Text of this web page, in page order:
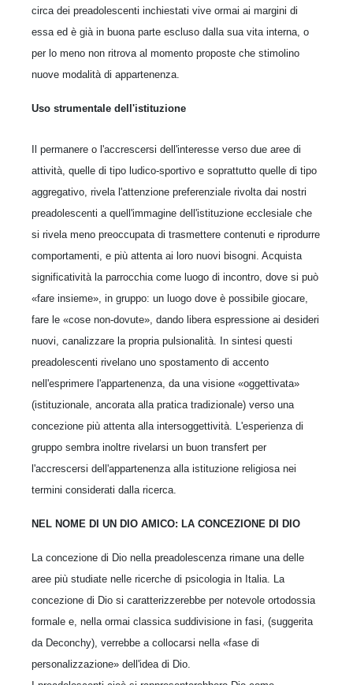
circa dei preadolescenti inchiestati vive ormai ai margini di
essa ed è già in buona parte escluso dalla sua vita interna, o
per lo meno non ritrova al momento proposte che stimolino
nuove modalità di appartenenza.
Uso strumentale dell'istituzione
Il permanere o l'accrescersi dell'interesse verso due aree di
attività, quelle di tipo ludico-sportivo e soprattutto quelle di tipo
aggregativo, rivela l'attenzione preferenziale rivolta dai nostri
preadolescenti a quell'immagine dell'istituzione ecclesiale che
si rivela meno preoccupata di trasmettere contenuti e riprodurre
comportamenti, e più attenta ai loro nuovi bisogni. Acquista
significatività la parrocchia come luogo di incontro, dove si può
«fare insieme», in gruppo: un luogo dove è possibile giocare,
fare le «cose non-dovute», dando libera espressione ai desideri
nuovi, canalizzare la propria pulsionalità. In sintesi questi
preadolescenti rivelano uno spostamento di accento
nell'esprimere l'appartenenza, da una visione «oggettivata»
(istituzionale, ancorata alla pratica tradizionale) verso una
concezione più attenta alla intersoggettività. L'esperienza di
gruppo sembra inoltre rivelarsi un buon transfert per
l'accrescersi dell'appartenenza alla istituzione religiosa nei
termini considerati dalla ricerca.
NEL NOME DI UN DIO AMICO: LA CONCEZIONE DI DIO
La concezione di Dio nella preadolescenza rimane una delle
aree più studiate nelle ricerche di psicologia in Italia. La
concezione di Dio si caratterizzerebbe per notevole ortodossia
formale e, nella ormai classica suddivisione in fasi, (suggerita
da Deconchy), verrebbe a collocarsi nella «fase di
personalizzazione» dell'idea di Dio.